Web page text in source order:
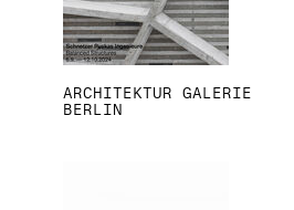
ARCHITEKTUR GALERIE
BERLIN